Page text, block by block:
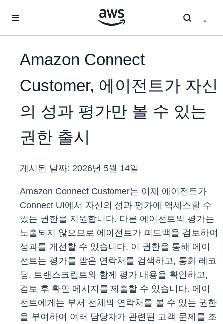
Amazon Connect
Customer, 에이전트가 자신
의 성과 평가만 볼 수 있는
권한 출시
게시된 날짜: 2026년 5월 14일
Amazon Connect Customer는 이제 에이전트가
Connect UI에서 자신의 성과 평가에 액세스할 수
있는 권한을 지원합니다. 다른 에이전트의 평가는
노출되지 않으므로 에이전트가 피드백을 검토하여
성과를 개선할 수 있습니다. 이 권한을 통해 에이
전트는 평가를 받은 연락처를 검색하고, 통화 레코
딩, 트랜스크립트와 함께 평가 내용을 확인하고,
검토 후 확인 메시지를 제출할 수 있습니다. 에이
전트에게는 부서 전체의 연락처를 볼 수 있는 권한
을 부여하여 여러 담당자가 관련된 고객 문제를 조